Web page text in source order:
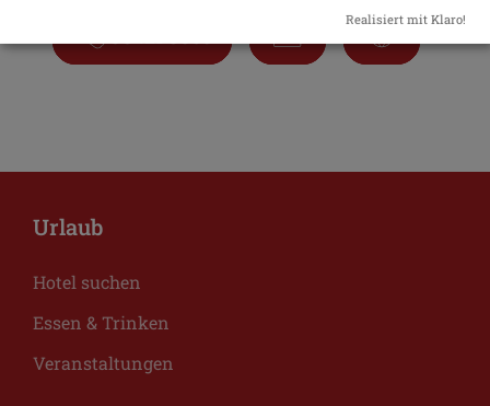
Urlaub
Hotel suchen
Essen & Trinken
Veranstaltungen
Realisiert mit Klaro!